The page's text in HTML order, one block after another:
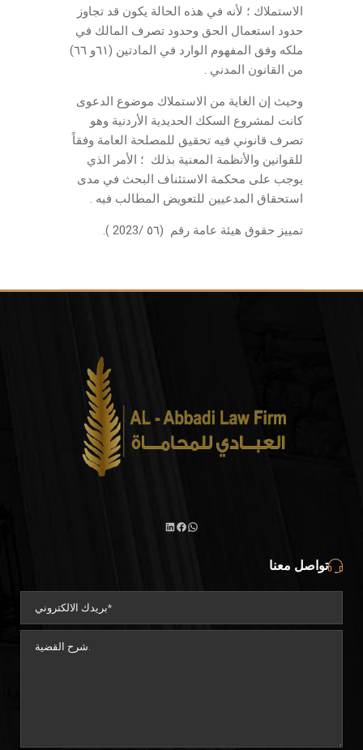
الاستملاك ؛ لأنه في هذه الحالة يكون قد تجاوز
حدود استعمال الحق وحدود تصرف المالك في
ملكه وفق المفهوم الوارد في المادتين (٦١و ٦٦)
من القانون المدني .
وحيث إن الغاية من الاستملاك موضوع الدعوى
كانت لمشروع السكك الحديدية الأردنية وهو
تصرف قانوني فيه تحقيق للمصلحة العامة وفقاً
للقوانين والأنظمة المعنية بذلك ؛ الأمر الذي
يوجب على محكمة الاستئناف البحث في مدى
استحقاق المدعيين للتعويض المطالب فيه .
تمييز حقوق هيئة عامة رقم (٥٦ /2023 ).
تواصل معنا